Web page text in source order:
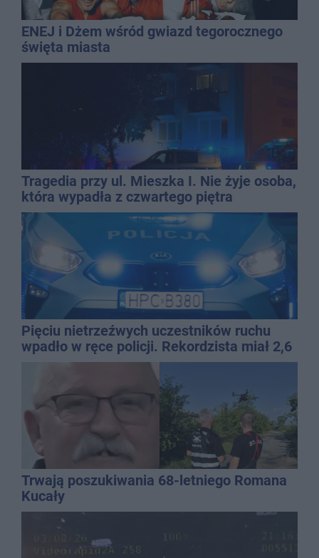
ENEJ i Dżem wśród gwiazd tegorocznego
święta miasta
Tragedia przy ul. Mieszka I. Nie żyje osoba,
która wypadła z czwartego piętra
Pięciu nietrzeźwych uczestników ruchu
wpadło w ręce policji. Rekordzista miał 2,6
Trwają poszukiwania 68-letniego Romana
Kucały